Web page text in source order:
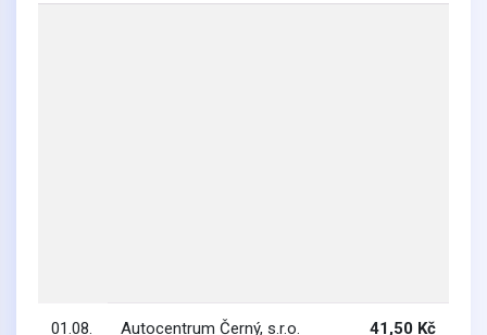
01.08.
Autocentrum Černý, s.r.o.
41,50 Kč